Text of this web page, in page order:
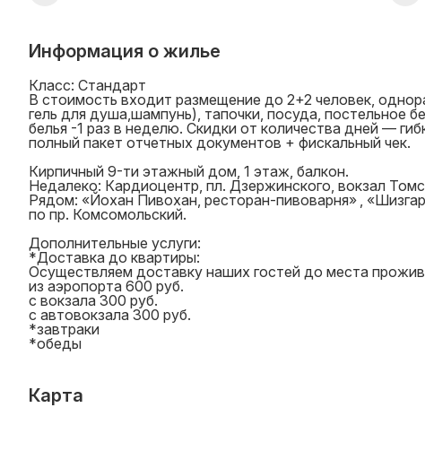
Информация о жилье
Класс: Стандарт
В стоимость входит размещение до 2+2 человек,
гель для душа,шампунь), тапочки, посуда, постельное
белья -1 раз в неделю. Cкидки от количества дней —
полный пакет отчетных документов + фискальный чек.
Кирпичный 9-ти этажный дом, 1 этаж, балкон.
Недалеко: Кардиоцентр, пл. Дзержинского, вокзал
Рядом: «Йохан Пивохан, ресторан-пивоварня» ,
по пр. Комсомольский.
Дополнительные услуги:
*Доставка до квартиры:
Осуществляем доставку наших гостей до места
из аэропорта 600 руб.
с вокзала 300 руб.
с автовокзала 300 руб.
*завтраки
*обеды
Карта